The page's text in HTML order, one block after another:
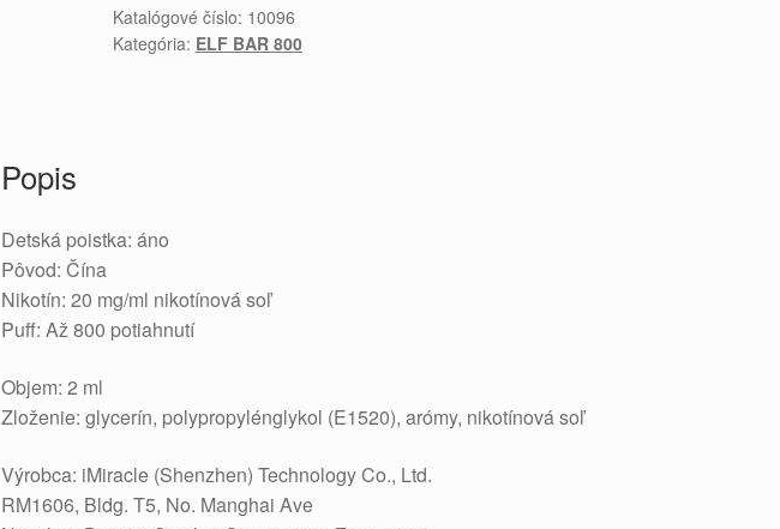
Katalógové číslo: 10096
Kategória: ELF BAR 800
Popis
Detská poistka: áno
Pôvod: Čína
Nikotín: 20 mg/ml nikotínová soľ
Puff: Až 800 potiahnutí
Objem: 2 ml
Zloženie: glycerín, polypropylénglykol (E1520), arómy, nikotínová soľ
Výrobca: iMiracle (Shenzhen) Technology Co., Ltd.
RM1606, Bldg. T5, No. Manghai Ave